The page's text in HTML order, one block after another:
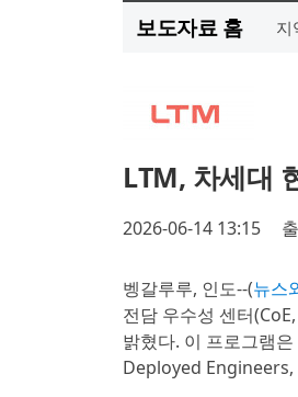
보도자료 홈 지
LTM, 차세대
2026-06-14 13:15
벵갈루루, 인도--(뉴스
전담 우수성 센터
밝혔다. 이 프로그램
Deployed Engineers,